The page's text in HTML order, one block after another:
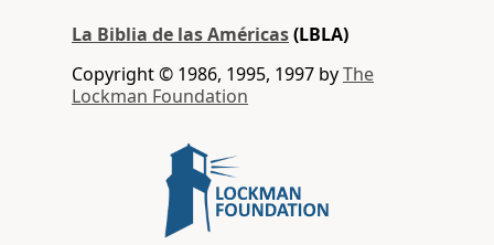
La Biblia de las Américas(LBLA)
Copyright © 1986, 1995, 1997 byThe
Lockman Foundation